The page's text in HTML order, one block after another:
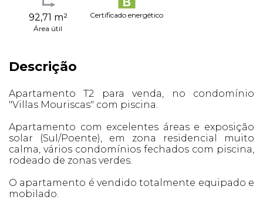
92,71 m²
Área útil
Certificado energético
Descrição
Apartamento T2 para venda, no condomínio
"Villas Mouriscas" com piscina.
Apartamento com excelentes áreas e exposição
solar (Sul/Poente), em zona residencial muito
calma, vários condomínios fechados com piscina,
rodeado de zonas verdes.
O apartamento é vendido totalmente equipado e
mobilado.